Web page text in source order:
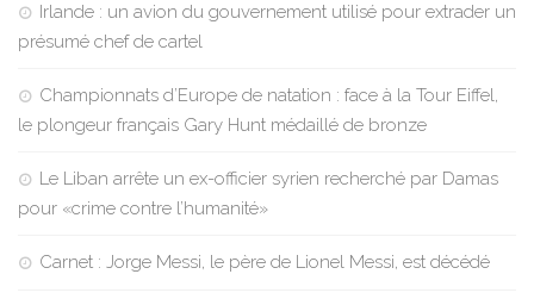
Irlande : un avion du gouvernement utilisé pour extrader un
présumé chef de cartel
Championnats d’Europe de natation : face à la Tour Eiffel,
le plongeur français Gary Hunt médaillé de bronze
Le Liban arrête un ex-officier syrien recherché par Damas
pour «crime contre l’humanité»
Carnet : Jorge Messi, le père de Lionel Messi, est décédé